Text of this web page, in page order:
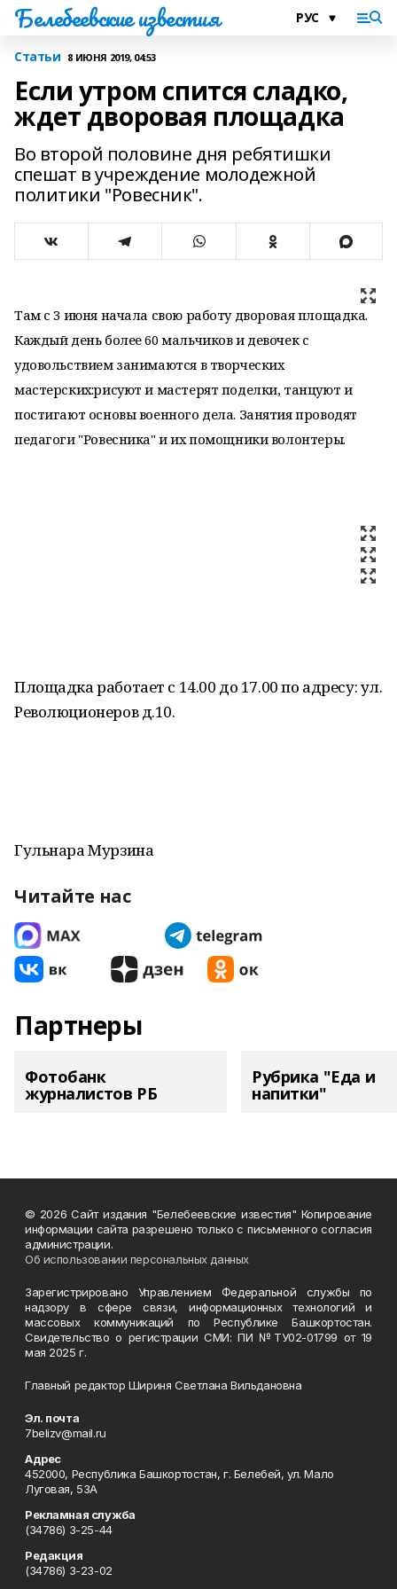
Белебеевские известия
Статьи 8 ИЮНЯ 2019, 04:53
Если утром спится сладко,
ждет дворовая площадка
Во второй половине дня ребятишки
спешат в учреждение молодежной
политики "Ровесник".
Там с 3 июня начала свою работу дворовая площадка.
Каждый день более 60 мальчиков и девочек с
удовольствием занимаются в творческих
мастерских:рисуют и мастерят поделки, танцуют и
постигают основы военного дела. Занятия проводят
педагоги "Ровесника" и их помощники волонтеры.
Площадка работает с 14.00 до 17.00 по адресу: ул.
Революционеров д.10.
Гульнара Мурзина
Читайте нас
Партнеры
Фотобанк
журналистов РБ
Рубрика "Еда и
напитки"
© 2026 Сайт издания "Белебеевские известия" Копирование
информации сайта разрешено только с письменного согласия
администрации.
Об использовании персональных данных
Зарегистрировано Управлением Федеральной службы по
надзору в сфере связи, информационных технологий и
массовых коммуникаций по Республике Башкортостан.
Свидетельство о регистрации СМИ: ПИ №ТУ02-01799 от 19
мая 2025 г.
Главный редактор Шириня Светлана Вильдановна
Эл. почта
7belizv@mail.ru
Адрес
452000, Республика Башкортостан, г. Белебей, ул. Мало
Луговая, 53А
Рекламная служба
(34786) 3-25-44
Редакция
(34786) 3-23-02